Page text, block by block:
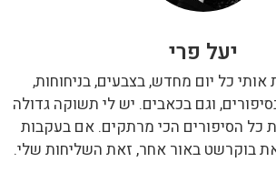
יעל פרי
כל יום מחדש, בצבעים, בניחוחות,
וגם בכאבים. יש לי תשוקה גדולה
כל הסיפורים הכי מרתקים. אם בעקבות
בוקרשט באור אחר, זאת השליחות שלי.